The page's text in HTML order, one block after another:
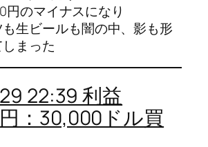
円のマイナスになり
生ビールも闇の中、影も形
まった
22:39 利益
：30,000ドル買